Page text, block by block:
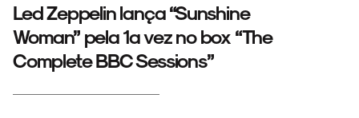
Led Zeppelin lança “Sunshine
Woman” pela 1ª vez no box “The
Complete BBC Sessions”